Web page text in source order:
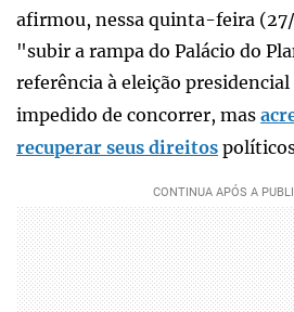
afirmou, nessa quinta-feira
"subir a rampa do Palácio do
referência à eleição presidencial
impedido de concorrer, mas
recuperar seus direitos